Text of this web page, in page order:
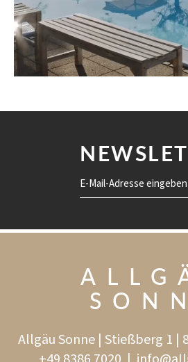
E-Mail-Adresse eingeben
Allgäu Sonne | Stießberg 1 |